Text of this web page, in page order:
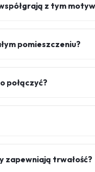
z tym
pomieszczeniu?
połączyć?
zapewniają trwałość?